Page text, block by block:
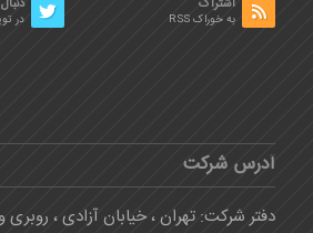
در
اشتراک
به خوراک RSS
آدرس شرکت
دفتر شرکت: تهران ، خیابان آزادی ، روبری